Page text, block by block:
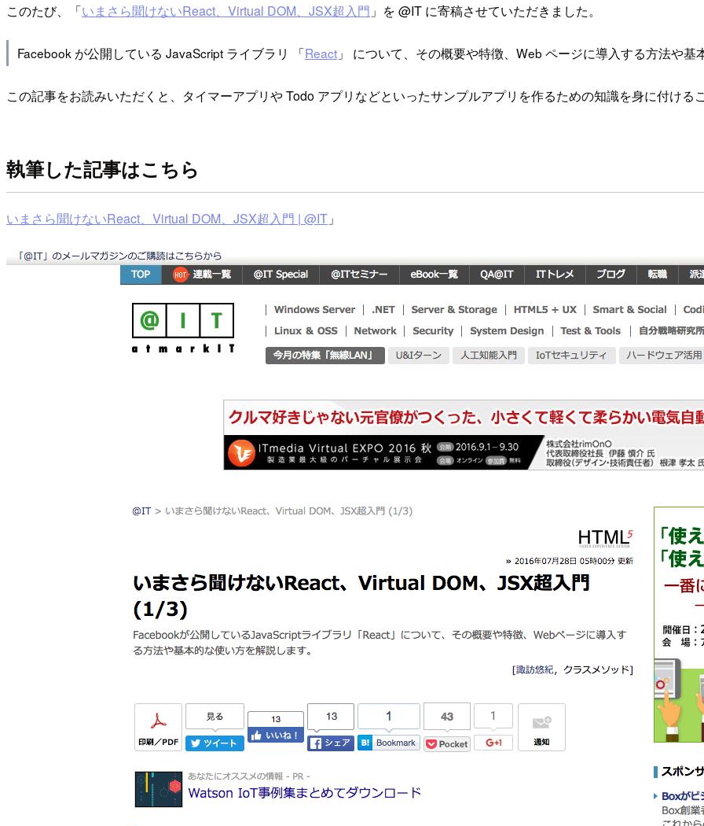
このたび、「いまさら聞けないReact、Virtual DOM、JSX超入門 」を @IT に寄稿させていただきました。
Facebook が公開している JavaScript ライブラリ 「React」 について、その概要や特徴、Web ページに導入する方法や基
この記事をお読みいただくと、タイマーアプリや Todo アプリなどといったサンプルアプリを作るための知識を身に付け
執筆した記事はこちら
いまさら聞けないReact、Virtual DOM、JSX超入門 | @IT 」